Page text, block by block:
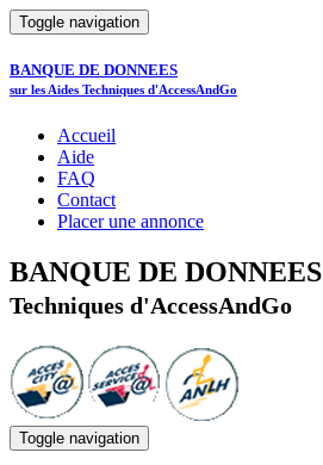
Toggle navigation
BANQUE DE DONNEES
sur les Aides Techniques d'AccessAndGo
Accueil
Aide
FAQ
Contact
Placer une annonce
BANQUE DE DONNEES
Techniques d'AccessAndGo
Toggle navigation